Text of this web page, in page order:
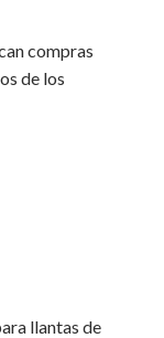
compras
de los
llantas de